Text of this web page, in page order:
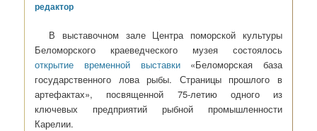
редактор
В выставочном зале Центра поморской культуры
Беломорского краеведческого музея состоялось
открытие временной выставки«Беломорская база
государственного лова рыбы. Страницы прошлого в
артефактах», посвященной 75-летию одного из
ключевых предприятий рыбной промышленности
Карелии.